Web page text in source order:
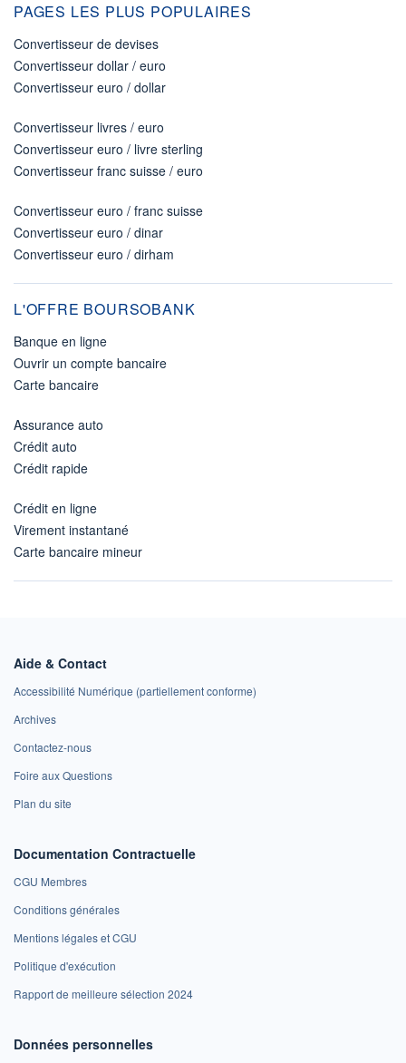
PAGES LES PLUS POPULAIRES
Convertisseur de devises
Convertisseur dollar / euro
Convertisseur euro / dollar
Convertisseur livres / euro
Convertisseur euro / livre sterling
Convertisseur franc suisse / euro
Convertisseur euro / franc suisse
Convertisseur euro / dinar
Convertisseur euro / dirham
L'OFFRE BOURSOBANK
Banque en ligne
Ouvrir un compte bancaire
Carte bancaire
Assurance auto
Crédit auto
Crédit rapide
Crédit en ligne
Virement instantané
Carte bancaire mineur
Aide & Contact
Accessibilité Numérique (partiellement conforme)
Archives
Contactez-nous
Foire aux Questions
Plan du site
Documentation Contractuelle
CGU Membres
Conditions générales
Mentions légales et CGU
Politique d'exécution
Rapport de meilleure sélection 2024
Données personnelles